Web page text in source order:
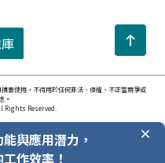
要使用，不得用於任何非法、侵權、不正當競爭或
。
Rights Reserved.
與應用潛力，
作效率！